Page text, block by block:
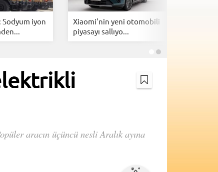
Sodyum iyon
Xiaomi'nin yeni otomobili
piyasayı sallıyo...
aracın üçüncü nesli Aralık ayına